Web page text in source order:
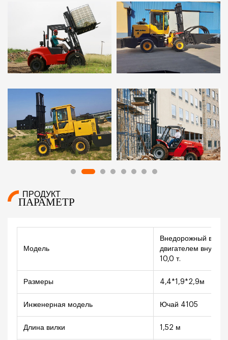
ПРОДУКТ
ПАРАМЕТР
Модель
Внедорожный
двигателем
10,0 т.
Размеры 4,4*1,9*2,9м
Инженерная модель Ючай 4105
Длина вилки 1,52 м